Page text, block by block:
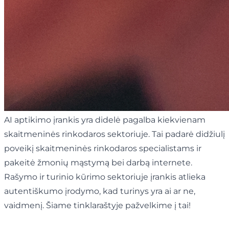
AI aptikimo įrankis yra didelė pagalba kiekvienam
skaitmeninės rinkodaros sektoriuje. Tai padarė didžiulį
poveikį skaitmeninės rinkodaros specialistams ir
pakeitė žmonių mąstymą bei darbą internete.
Rašymo ir turinio kūrimo sektoriuje įrankis atlieka
autentiškumo įrodymo, kad turinys yra ai ar ne,
vaidmenį. Šiame tinklaraštyje pažvelkime į tai!